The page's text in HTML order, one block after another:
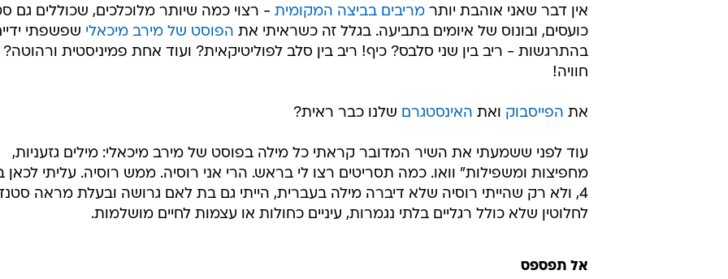
אין דבר שאני אוהבת יותר מריבים בביצה המקומית - רצוי כמה שיותר מלוכלכים, שכוללים גם
כועסים, ובונוס של איומים בתביעה. בגלל זה כשראיתי את הפוסט של מירב מיכאלי שפשפתי
בהתרגשות - ריב בין שני סלבס? כיף! ריב בין סלב לפוליטיקאית? ועוד אחת פמיניסטית ורהוטה?
חוויה!
את הפייסבוק ואת האינסטגרם שלנו כבר ראית?
עוד לפני ששמעתי את השיר המדובר קראתי כל מילה בפוסט של מירב מיכאלי: מילים גזעניות,
מחפיצות ומשפילות" וואו. כמה תסריטים רצו לי בראש. הרי אני רוסיה. ממש רוסיה. עליתי לכאן
4, ולא רק שהייתי רוסיה שלא דיברה מילה בעברית, הייתי גם בת לאם גרושה ובעלת מראה
לחלוטין שלא כולל רגליים בלתי נגמרות, עיניים כחולות או עצמות לחיים מושלמות.
אל תפספס